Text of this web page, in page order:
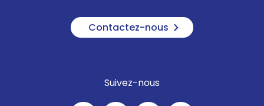
Contactez-nous
Suivez-nous